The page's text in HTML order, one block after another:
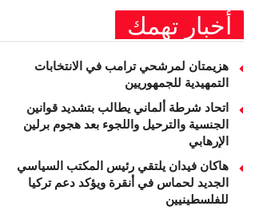
أخبار تهمك
هزيمتان لمرشحي ترامب في الانتخابات
التمهيدية للجمهوريين
اتحاد شرطة ألماني يطالب بتشديد قوانين
الجنسية والترحيل واللجوء بعد هجوم برلين
الإرهابي
هاكان فيدان يلتقي رئيس المكتب السياسي
الجديد لحماس في أنقرة ويؤكد دعم تركيا
للفلسطينيين